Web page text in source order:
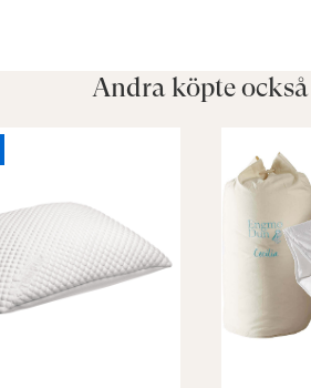
Andra köpte också